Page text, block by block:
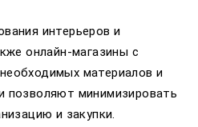
интерьеров и
онлайн-магазины с
материалов и
позволяют минимизировать
и закупки.